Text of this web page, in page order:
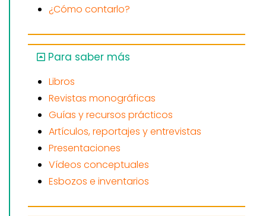
¿Cómo contarlo?
Para saber más
Libros
Revistas monográficas
Guías y recursos prácticos
Artículos, reportajes y entrevistas
Presentaciones
Vídeos conceptuales
Esbozos e inventarios